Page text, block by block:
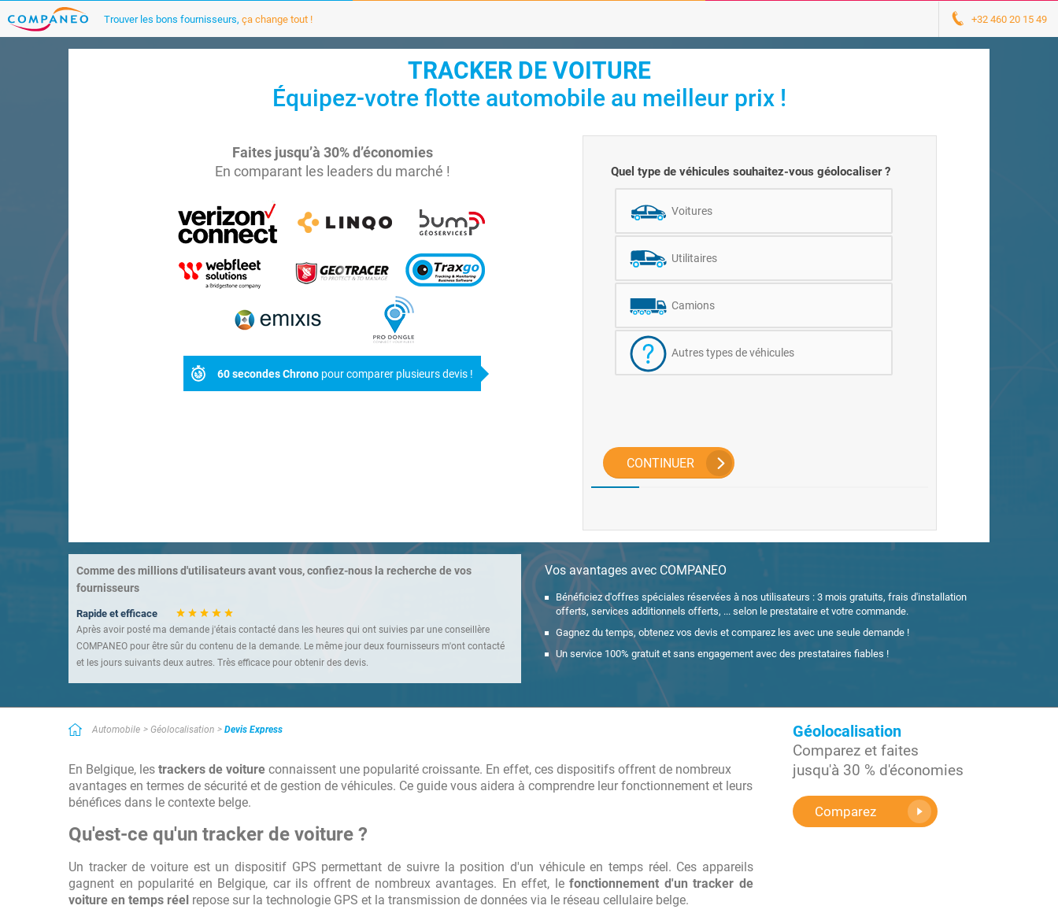
Trouver les bons fournisseurs, ça change tout ! +32 460 20 15 49
TRACKER DE VOITURE
Équipez-votre flotte automobile au meilleur prix !
Faites jusqu’à 30% d’économies
En comparant les leaders du marché !
60 secondes Chrono pour comparer plusieurs devis !
Quel type de véhicules souhaitez-vous géolocaliser ?
Voitures
Utilitaires
Camions
Autres types de véhicules
CONTINUER
Comme des millions d'utilisateurs avant vous, confiez-nous la recherche de vos
fournisseurs
Rapide et efficace
Après avoir posté ma demande j'étais contacté dans les heures qui ont suivies par une conseillère
COMPANEO pour être sûr du contenu de la demande. Le même jour deux fournisseurs m'ont contacté
et les jours suivants deux autres. Très efficace pour obtenir des devis.
Très bonne sélection d'entreprises. Rapidité et efficacité sont au rendez-vous.
Simple et efficace
prestataires des services recherchés. Lorsque l'on manque de temps cela permet d'être rapidement en
contact.
Vos avantages avec COMPANEO
Bénéficiez d'offres spéciales réservées à nos utilisateurs : 3 mois gratuits, frais d'installation
offerts, services additionnels offerts, ... selon le prestataire et votre commande.
Gagnez du temps, obtenez vos devis et comparez les avec une seule demande !
Un service 100% gratuit et sans engagement avec des prestataires fiables !
Automobile Géolocalisation Devis Express
En Belgique, les trackers de voiture connaissent une popularité croissante. En effet, ces dispositifs offrent de nombreux
avantages en termes de sécurité et de gestion de véhicules. Ce guide vous aidera à comprendre leur fonctionnement et leurs
bénéfices dans le contexte belge.
Qu'est-ce qu'un tracker de voiture ?
Un tracker de voiture est un dispositif GPS permettant de suivre la position d'un véhicule en temps réel. Ces appareils
gagnent en popularité en Belgique, car ils offrent de nombreux avantages. En effet, lefonctionnement d'un tracker de
voiture en temps réel repose sur la technologie GPS et la transmission de données via le réseau cellulaire belge.
Géolocalisation
Comparez et faites
jusqu'à 30 % d'économies
Comparez